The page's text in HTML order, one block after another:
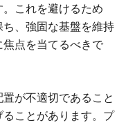
これを避けるため
、強固な基盤を維持
点を当てるべきで
が不適切であること
ことがあります。プ